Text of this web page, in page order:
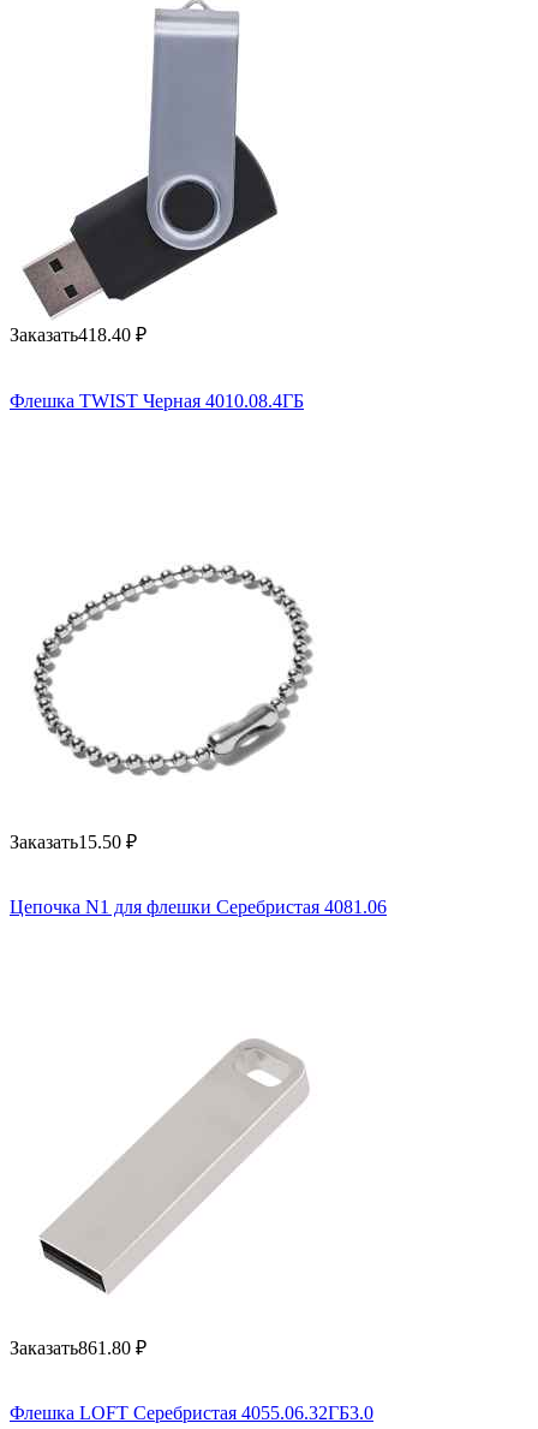
Заказать418.40 ₽
Флешка TWIST Черная 4010.08.4ГБ
Заказать15.50 ₽
Цепочка N1 для флешки Серебристая 4081.06
Заказать861.80 ₽
Флешка LOFT Серебристая 4055.06.32ГБ3.0